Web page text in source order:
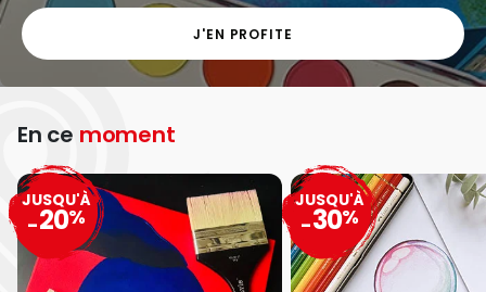
J'EN PROFITE
En ce moment
JUSQU'À
-20%
JUSQU'À
-30%